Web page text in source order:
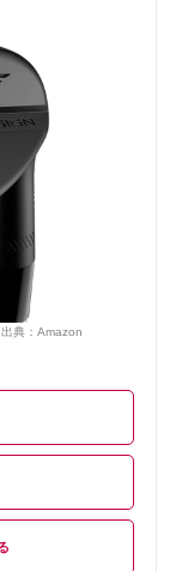
出典： Amazon